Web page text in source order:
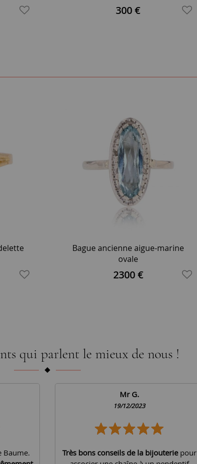
300 €
Bague ancienne aigue-marine
ovale
2300 €
qui parlent le mieux de nous !
Baume.
Mr G.
19/12/2023
Très bons conseils de la bijouteriepour